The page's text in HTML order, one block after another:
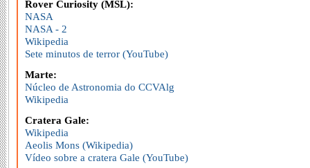
Rover Curiosity (MSL):
NASA
NASA - 2
Wikipedia
Sete minutos de terror (YouTube)
Marte:
Núcleo de Astronomia do CCVAlg
Wikipedia
Cratera Gale:
Wikipedia
Aeolis Mons (Wikipedia)
Vídeo sobre a cratera Gale (YouTube)